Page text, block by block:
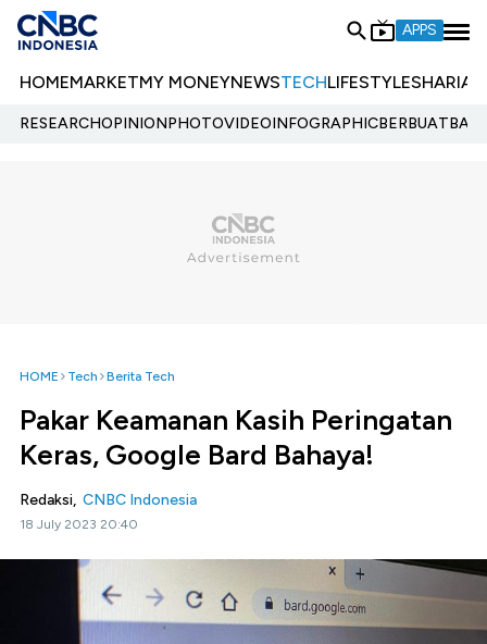
APPS
HOMEMARKETMY MONEYNEWSTECHLIFESTYLESHARIA
RESEARCHOPINIONPHOTOVIDEOINFOGRAPHIC
HOME Tech Berita Tech
Pakar Keamanan Kasih Peringatan
Keras, Google Bard Bahaya!
Redaksi, CNBC Indonesia
18 July 2023 20:40